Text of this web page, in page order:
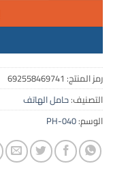
رمز المنتج: 692558469741
التصنيف:حامل الهاتف
الوسم:PH-040